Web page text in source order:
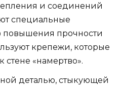
и соединений
специальные
повышения прочности
крепежи, которые
«намертво».
деталью, стыкующей